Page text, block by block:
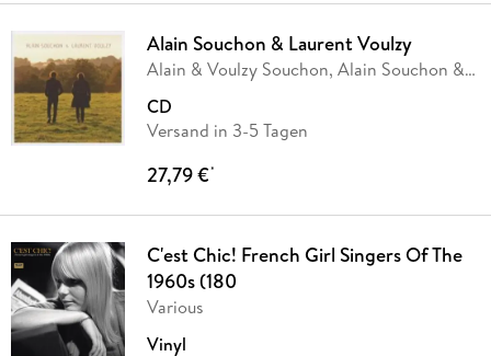
Alain Souchon & Laurent Voulzy
Alain & Voulzy Souchon, Alain Souchon &
CD
Versand in 3-5 Tagen
27,79 €*
C'est Chic! French Girl Singers Of The
1960s (180
Various
Vinyl